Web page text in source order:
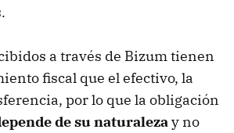
a través de Bizum tienen
fiscal que el efectivo, la
por lo que la obligación
de su naturalezay no